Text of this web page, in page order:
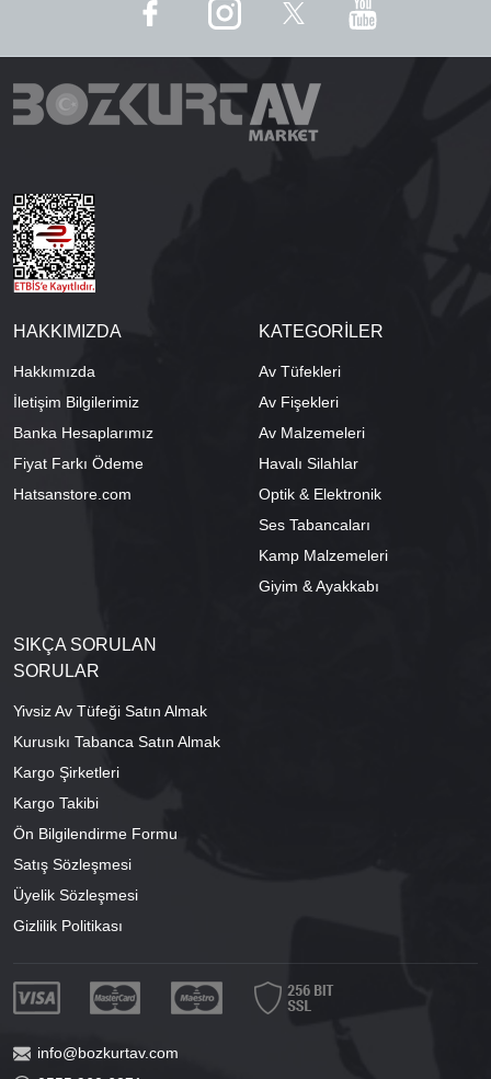
HAKKIMIZDA
Hakkımızda
İletişim Bilgilerimiz
Banka Hesaplarımız
Fiyat Farkı Ödeme
Hatsanstore.com
KATEGORİLER
Av Tüfekleri
Av Fişekleri
Av Malzemeleri
Havalı Silahlar
Optik & Elektronik
Ses Tabancaları
Kamp Malzemeleri
Giyim & Ayakkabı
SIKÇA SORULAN
SORULAR
Yivsiz Av Tüfeği Satın Almak
Kurusıkı Tabanca Satın Almak
Kargo Şirketleri
Kargo Takibi
Ön Bilgilendirme Formu
Satış Sözleşmesi
Üyelik Sözleşmesi
Gizlilik Politikası
info@bozkurtav.com